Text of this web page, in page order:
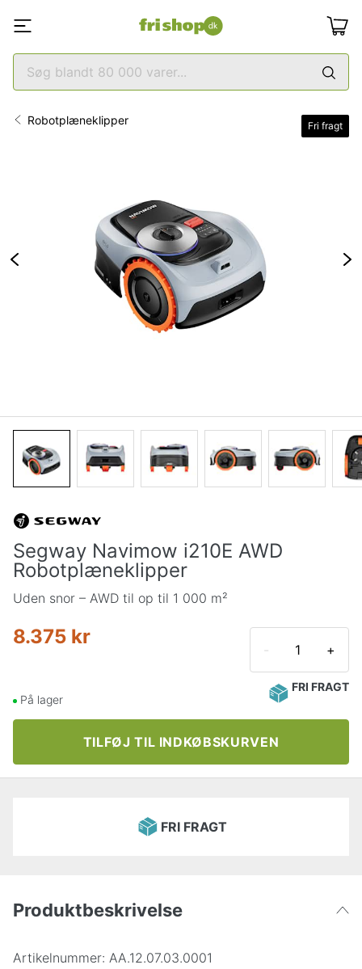
Robotplæneklipper Fri fragt
Segway Navimow i210E AWD
Robotplæneklipper
Uden snor – AWD til op til 1 000 m²
8.375 kr
+
På lager
FRI FRAGT
TILFØJ TIL INDKØBSKURVEN
FRI FRAGT
Produktbeskrivelse
Artikelnummer: AA.12.07.03.0001